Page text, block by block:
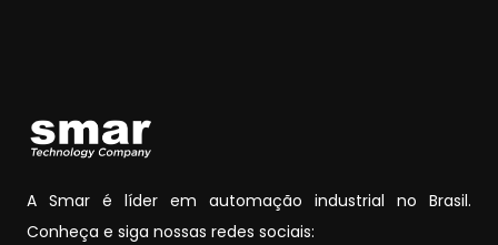
A Smar é líder em automação industrial no Brasil.
Conheça e siga nossas redes sociais: